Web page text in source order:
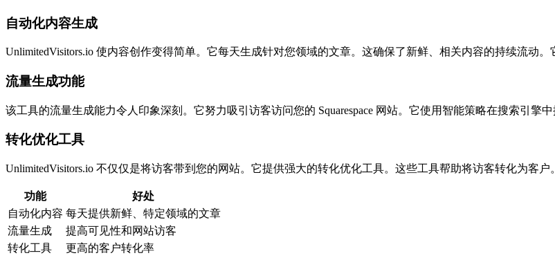
自动化内容生成
UnlimitedVisitors.io 使内容创作变得简单。它每天生成针对您领域的文章。这确保了新鲜、相关内容的持续流动
流量生成功能
该工具的流量生成能力令人印象深刻。它努力吸引访客访问您的 Squarespace 网站。它使用智能策略在搜索引擎
转化优化工具
UnlimitedVisitors.io 不仅仅是将访客带到您的网站。它提供强大的转化优化工具。这些工具帮助将访客转化为客
功能
好处
自动化内容 每天提供新鲜、特定领域的文章
流量生成
提高可见性和网站访客
转化工具
更高的客户转化率